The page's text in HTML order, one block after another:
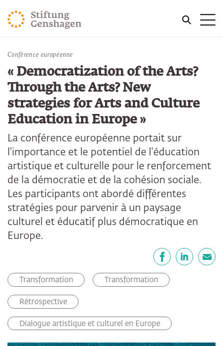
REVENIR AU CONTENU PRINCIPAL
REVENIR À LA RECHERCHE
Conférence européenne
« Democratization of the Arts?
Through the Arts? New
strategies for Arts and Culture
Education in Europe »
La conférence européenne portait sur
l'importance et le potentiel de l'éducation
artistique et culturelle pour le renforcement
de la démocratie et de la cohésion sociale.
Les participants ont abordé différentes
stratégies pour parvenir à un paysage
culturel et éducatif plus démocratique en
Europe.
Transformation Transformation
Rétrospective
Dialogue artistique et culturel en Europe